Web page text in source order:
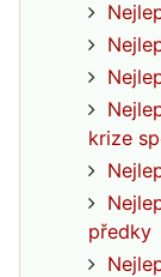
krize
předky